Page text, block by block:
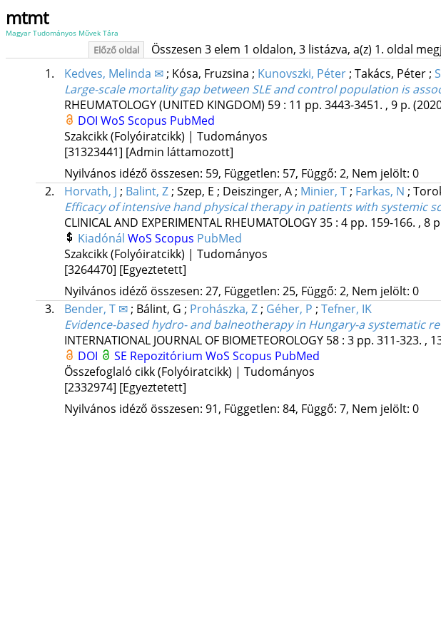
mtmt
Magyar Tudományos Művek Tára
Előző oldal Összesen 3 elem 1 oldalon, 3 listázva, a(z) 1. oldal
1. Kedves, Melinda ✉; Kósa, Fruzsina ; Kunovszki, Péter; Takács, Péter;
Large-scale mortality gap between SLE and control population is
RHEUMATOLOGY (UNITED KINGDOM) 59: 11 pp. 3443-3451. , 9 p.
DOI WoS Scopus PubMed
Szakcikk (Folyóiratcikk) | Tudományos
[31323441] [Admin láttamozott]
Nyilvános idéző összesen: 59, Független: 57, Függő: 2, Nem jelölt: 0
2.
Horvath, J ; Balint, Z; Szep, E ; Deiszinger, A; Minier, T; Farkas, N ;
Efficacy of intensive hand physical therapy in patients with systemic
CLINICAL AND EXPERIMENTAL RHEUMATOLOGY35: 4 pp. 159-166. , 8
Kiadónál WoS Scopus PubMed
Szakcikk (Folyóiratcikk) | Tudományos
[3264470] [Egyeztetett]
Nyilvános idéző összesen: 27, Független: 25, Függő: 2, Nem jelölt: 0
3.
Bender, T ✉; Bálint, G ; Prohászka, Z; Géher, P ; Tefner, IK
Evidence-based hydro- and balneotherapy in Hungary-a systematic
INTERNATIONAL JOURNAL OF BIOMETEOROLOGY 58: 3 pp. 311-323. ,
DOI
SE Repozitórium WoS Scopus PubMed
Összefoglaló cikk (Folyóiratcikk) | Tudományos
[2332974] [Egyeztetett]
Nyilvános idéző összesen: 91, Független: 84, Függő: 7, Nem jelölt: 0